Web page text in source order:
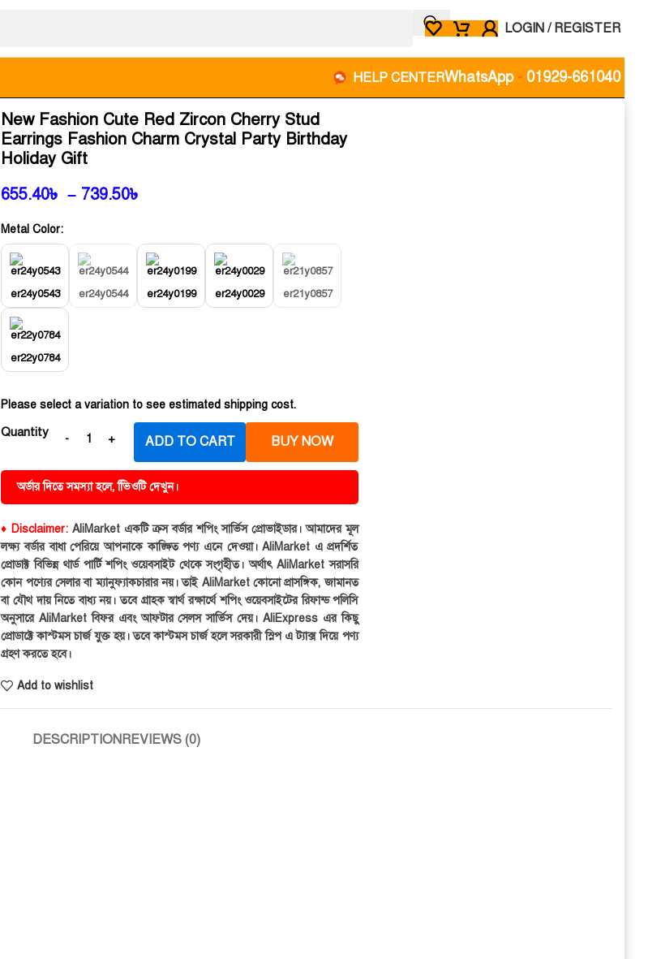
LOGIN / REGISTER
HELP CENTERWhatsApp - 01929-661040
New Fashion Cute Red Zircon Cherry Stud
Earrings Fashion Charm Crystal Party Birthday
Holiday Gift
655.40৳ – 739.50৳
Metal Color:
er24y0543 er24y0544 er24y0199 er24y0029 er21y0857
er22y0784
Please select a variation to see estimated shipping cost.
Quantity
ADD TO CART BUY NOW
অর্ডার দিতে সমস্যা হলে, ভিিওটি দেখুন।
♦ Disclaimer:AliMarket একটি ক্রস বর্ডার শপিং সার্ভিস প্রোভাইডার। আমাদের মূল
লক্ষ্য বর্ডার বাধা পেরিয়ে আপনাকে কাঙ্ক্ষিত পণ্য এনে দেওয়া। AliMarket এ প্রদর্শিত
প্রোডাক্ট বিভিন্ন থার্ড পার্টি শপিং ওয়েবসাইট থেকে সংগৃহীত। অর্থাৎ AliMarket সরাসরি
কোন পণ্যের সেলার বা ম্যানুফ্যাকচারার নয়। তাই AliMarket কোনো প্রাসঙ্গিক, জামানত
বা যৌথ দায় নিতে বাধ্য নয়। তবে গ্রাহক স্বার্থ রক্ষার্থে শপিং ওয়েবসাইটের রিফান্ড পলিসি
অনুসারে AliMarket বিফর এবং আফটার সেলস সার্ভিস দেয়। AliExpress এর কিছু
প্রোডাক্টে কাস্টমস চার্জ যুক্ত হয়। তবে কাস্টমস চার্জ হলে সরকারী স্লিপ এ ট্যাক্স দিয়ে পণ্য
গ্রহণ করতে হবে।
Add to wishlist
DESCRIPTIONREVIEWS (0)